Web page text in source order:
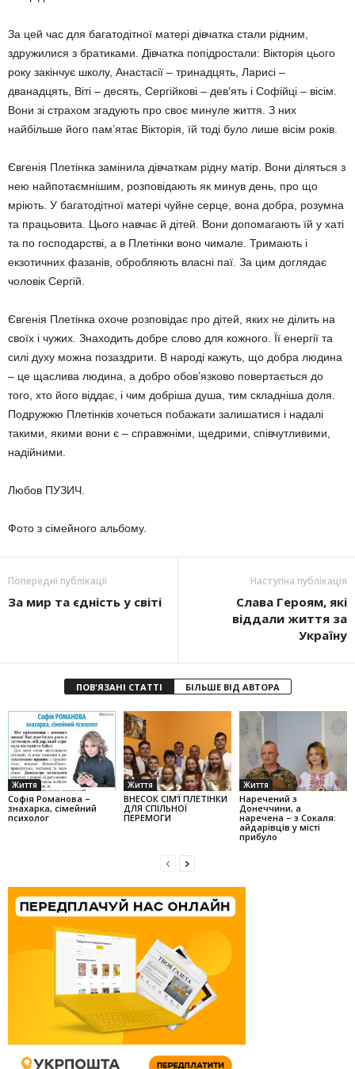
За цей час для багатодітної матері дівчатка стали рідним,
здружилися з братиками. Дівчатка попідростали: Вікторія цього
року закінчує школу, Анастасії – тринадцять, Ларисі –
дванадцять, Віті – десять, Сергійков­­і – дев’ять і Софійці – вісім.
Вони зі страхом згадують про своє минуле життя. З них
найбільше його пам’ятає Вікторія, їй тоді було лише вісім років.
Євгенія Плетінка замінила дівчаткам рідну матір. Вони діляться з
нею найпотаємнішим, розповідають як минув день, про що
мріють. У багатодітної матері чуйне серце, вона добра, розумна
та працьовита. Цього навчає й дітей. Вони допомагають їй у хаті
та по господарстві, а в Плетінки воно чимале. Тримають і
екзотичних фазанів, обробляють власні паї. За цим доглядає
чоловік Сергій.
Євгенія Плетінка охоче розповідає про дітей, яких не ділить на
своїх і чужих. Знаходить добре слово для кожного. Її енергії та
силі духу можна позаздрити. В народі кажуть, що добра людина
– це щаслива людина, а добро обов’язково повертається до
того, хто його віддає, і чим добріша душа, тим складніша доля.
Подружжю Плетінків хочеться побажати залишатися і надалі
такими, якими вони є – справжніми, щедрими, співчутливими,
надійними.
Любов ПУЗИЧ.
Фото з сімейного альбому.
Попередні публікації
За мир та єдність у світі
Наступна публікація
Слава Героям, які
віддали життя за
Україну
ПОВ'ЯЗАНІ СТАТТІ БІЛЬШЕ ВІД АВТОРА
Життя
Софія Романова –
знахарка, сімейний
психолог
Життя
ВНЕСОК СІМ’Ї ПЛЕТІНКИ
ДЛЯ СПІЛЬНОЇ
ПЕРЕМОГИ
Життя
Наречений з
Донеччини, а
наречена – з Сокаля:
айдарівців у місті
прибуло